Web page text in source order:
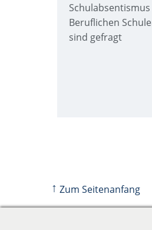
Beruflichen
sind gefragt
↑ Zum Seitenanfang